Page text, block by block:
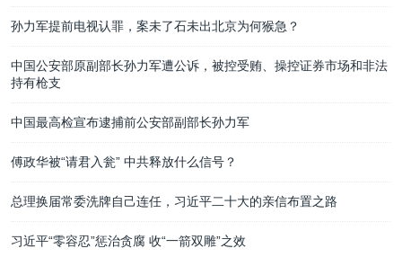
孙力军提前电视认罪，案未了石未出北京为何猴急？
中国公安部原副部长孙力军遭公诉，被控受贿、操控证券市场和非法
持有枪支
中国最高检宣布逮捕前公安部副部长孙力军
傅政华被“请君入瓮” 中共释放什么信号？
总理换届常委洗牌自己连任，习近平二十大的亲信布置之路
习近平“零容忍”惩治贪腐 收“一箭双雕”之效